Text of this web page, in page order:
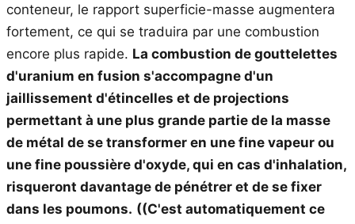
conteneur, le rapport superficie-masse augmentera
fortement, ce qui se traduira par une combustion
encore plus rapide. La combustion de gouttelettes
d'uranium en fusion s'accompagne d'un
jaillissement d'étincelles et de projections
permettant à une plus grande partie de la masse
de métal de se transformer en une fine vapeur ou
une fine poussière d'oxyde, qui en cas d'inhalation,
risqueront davantage de pénétrer et de se fixer
dans les poumons. ((C'est automatiquement ce